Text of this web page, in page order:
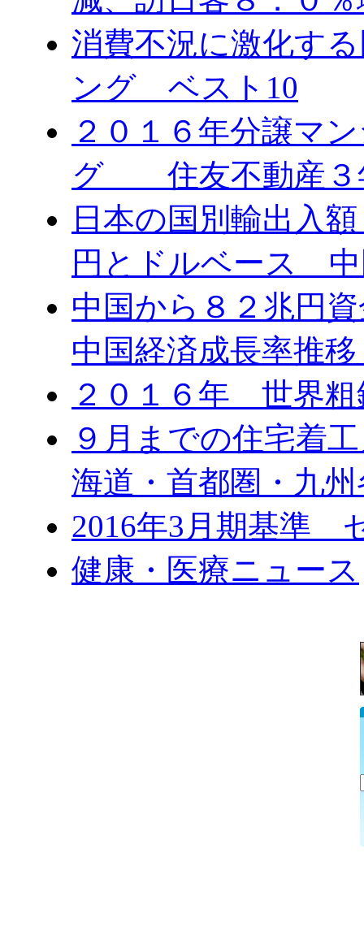
消費不況に激化す
ング ベスト10
２０１６年分譲マ
グ 住友不動産３
日本の国別輸出入
円とドルベース 中
中国から８２兆円
中国経済成長率推
２０１６年 世界粗
９月までの住宅着
海道・首都圏・九
2016年3月期基準
健康・医療ニュース